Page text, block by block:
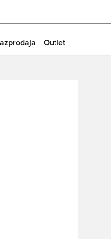
Outlet